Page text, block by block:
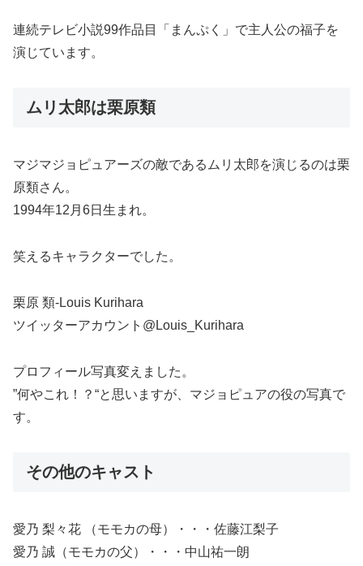
連続テレビ小説99作品目「まんぷく」で主人公の福子を
演じています。
ムリ太郎は栗原類
マジマジョピュアーズの敵であるムリ太郎を演じるのは栗
原類さん。
1994年12月6日生まれ。
笑えるキャラクターでした。
栗原 類-Louis Kurihara
ツイッターアカウント@Louis_Kurihara
プロフィール写真変えました。
”何やこれ！？“と思いますが、マジョピュアの役の写真で
す。
その他のキャスト
愛乃 梨々花 （モモカの母）・・・佐藤江梨子
愛乃 誠（モモカの父）・・・中山祐一朗